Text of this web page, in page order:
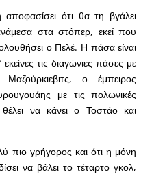
ότι θα τη βγάλει
στα στόπερ, εκεί που
ο Πελέ. Η πάσα είναι
τις διαγώνιες πάσες με
ο έμπειρος
με τις πολωνικές
θέλει να κάνει ο Τοστάο και
πιο γρήγορος και ότι η μόνη
να βάλει το τέταρτο γκολ,